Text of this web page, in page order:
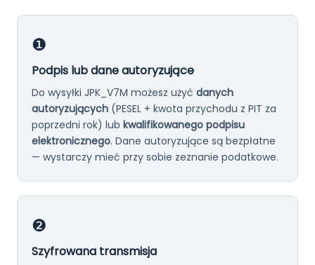
❶
Podpis lub dane autoryzujące
Do wysyłki JPK_V7M możesz użyć danych
autoryzujących (PESEL + kwota przychodu z PIT za
poprzedni rok) lub kwalifikowanego podpisu
elektronicznego. Dane autoryzujące są bezpłatne
— wystarczy mieć przy sobie zeznanie podatkowe.
❷
Szyfrowana transmisja